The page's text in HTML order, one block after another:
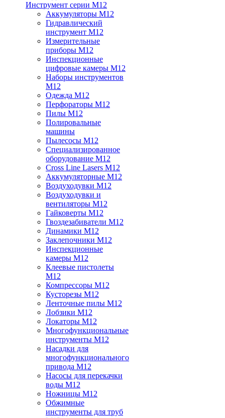
Инструмент серии M12
Аккумуляторы M12
Гидравлический
инструмент M12
Измерительные
приборы M12
Инспекционные
цифровые камеры M12
Наборы инструментов
M12
Одежда M12
Перфораторы M12
Пилы M12
Полировальные
машины
Пылесосы M12
Специализированное
оборудование M12
Cross Line Lasers M12
Аккумуляторные M12
Воздуходувки M12
Воздуходувки и
вентиляторы M12
Гайковерты M12
Гвоздезабиватели M12
Динамики M12
Заклепочники M12
Инспекционные
камеры M12
Клеевые пистолеты
M12
Компрессоры M12
Кусторезы M12
Ленточные пилы M12
Лобзики M12
Локаторы M12
Многофункциональные
инструменты M12
Насадки для
многофункционального
привода M12
Насосы для перекачки
воды M12
Ножницы M12
Обжимные
инструменты для труб